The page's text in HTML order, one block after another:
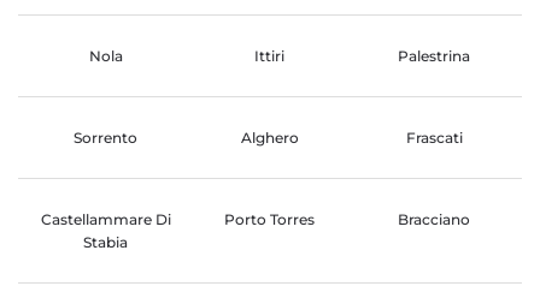
Nola Ittiri Palestrina
Sorrento Alghero Frascati
Castellammare Di
Stabia
Porto Torres Bracciano